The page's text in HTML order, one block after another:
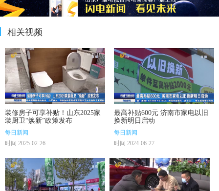
相关视频
装修房子可享补贴！山东2025家
装厨卫“焕新”政策发布
每日新闻
时间 2025-02-26
最高补贴600元 济南市家电以旧
换新明日启动
每日新闻
时间 2024-06-27